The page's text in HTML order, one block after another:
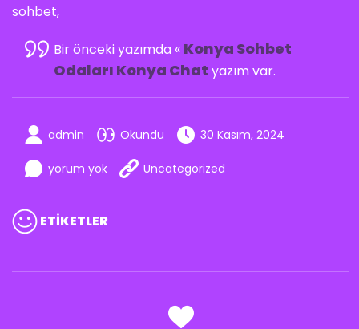
sohbet,
Bir önceki yazımda « Konya Sohbet
Odaları Konya Chat yazım var.
admin Okundu 30 Kasım, 2024
yorum yok Uncategorized
ETİKETLER